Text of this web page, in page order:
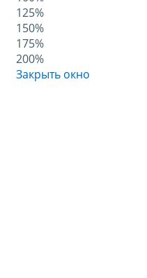
125%
150%
175%
200%
Закрыть окно